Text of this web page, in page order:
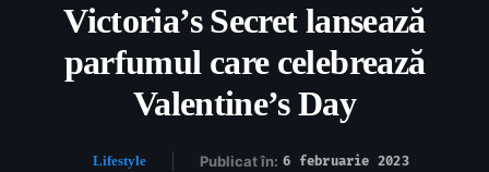
Victoria’s Secret lansează
parfumul care celebrează
Valentine’s Day
Lifestyle Publicat în: 6 februarie 2023